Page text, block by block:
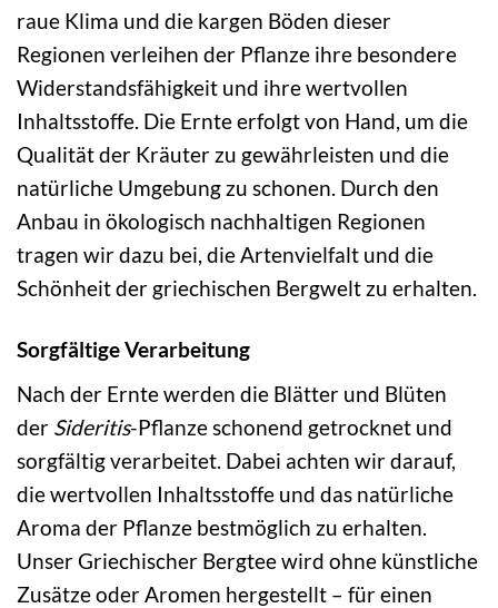
raue Klima und die kargen Böden dieser
Regionen verleihen der Pflanze ihre besondere
Widerstandsfähigkeit und ihre wertvollen
Inhaltsstoffe. Die Ernte erfolgt von Hand, um die
Qualität der Kräuter zu gewährleisten und die
natürliche Umgebung zu schonen. Durch den
Anbau in ökologisch nachhaltigen Regionen
tragen wir dazu bei, die Artenvielfalt und die
Schönheit der griechischen Bergwelt zu erhalten.
Sorgfältige Verarbeitung
Nach der Ernte werden die Blätter und Blüten
der Sideritis-Pflanze schonend getrocknet und
sorgfältig verarbeitet. Dabei achten wir darauf,
die wertvollen Inhaltsstoffe und das natürliche
Aroma der Pflanze bestmöglich zu erhalten.
Unser Griechischer Bergtee wird ohne künstliche
Zusätze oder Aromen hergestellt – für einen